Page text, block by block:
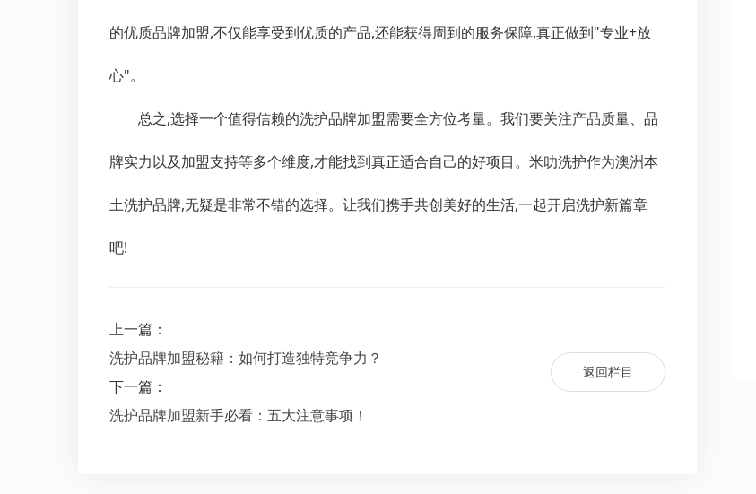
的优质品牌加盟,不仅能享受到优质的产品,还能获得周到的服务保障,真正做到"专业+放
心"。
总之,选择一个值得信赖的洗护品牌加盟需要全方位考量。我们要关注产品质量、品
牌实力以及加盟支持等多个维度,才能找到真正适合自己的好项目。米叻洗护作为澳洲本
土洗护品牌,无疑是非常不错的选择。让我们携手共创美好的生活,一起开启洗护新篇章
吧!
上一篇：
洗护品牌加盟秘籍：如何打造独特竞争力？
下一篇：
洗护品牌加盟新手必看：五大注意事项！
返回栏目